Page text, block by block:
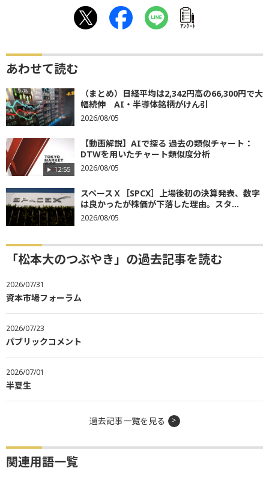
ｱﾝｹｰﾄ
あわせて読む
（まとめ）日経平均は2,342円高の66,300円で大
幅続伸 AI・半導体銘柄がけん引
2026/08/05
12:55
【動画解説】AIで探る 過去の類似チャート：
DTWを用いたチャート類似度分析
2026/08/05
スペースＸ［SPCX］上場後初の決算発表、数字
は良かったが株価が下落した理由。スタ...
2026/08/05
「松本大のつぶやき」の過去記事を読む
2026/07/31
資本市場フォーラム
2026/07/23
パブリックコメント
2026/07/01
半夏生
過去記事一覧を見る
関連用語一覧